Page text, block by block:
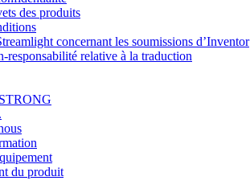
des produits
concernant les soumissions d’Inventor
responsabilité relative à la traduction
du produit